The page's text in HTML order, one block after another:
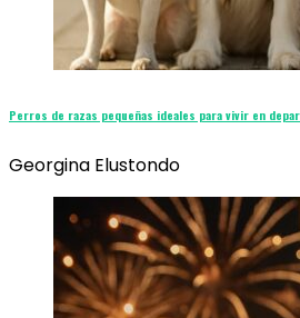
Perros de razas pequeñas ideales para vivir en
Georgina Elustondo